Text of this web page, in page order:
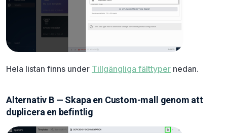
Hela listan finns under Tillgängliga fälttyper nedan.
Alternativ B — Skapa en Custom-mall genom att
duplicera en befintlig